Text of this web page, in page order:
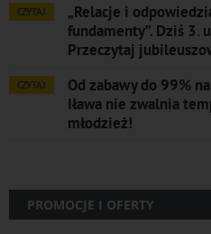
CZYTAJ
„Relacje i
fundamenty”. Dziś 3.
Przeczytaj
CZYTAJ
Od zabawy do 99%
Iława nie zwalnia
młodzież!
PROMOCJE I OFERTY